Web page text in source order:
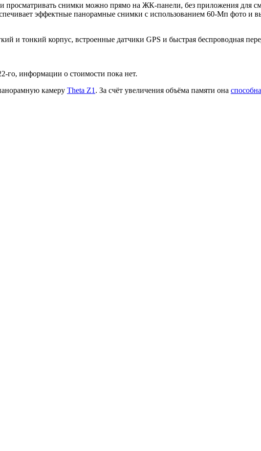
просматривать снимки можно прямо на ЖК-панели, без приложения для
эффектные панорамные снимки с использованием 60-Мп фото
и тонкий корпус, встроенные датчики GPS и быстрая беспроводная
го, информации о стоимости пока нет.
камеру Theta Z1 . За счёт увеличения объёма памяти она